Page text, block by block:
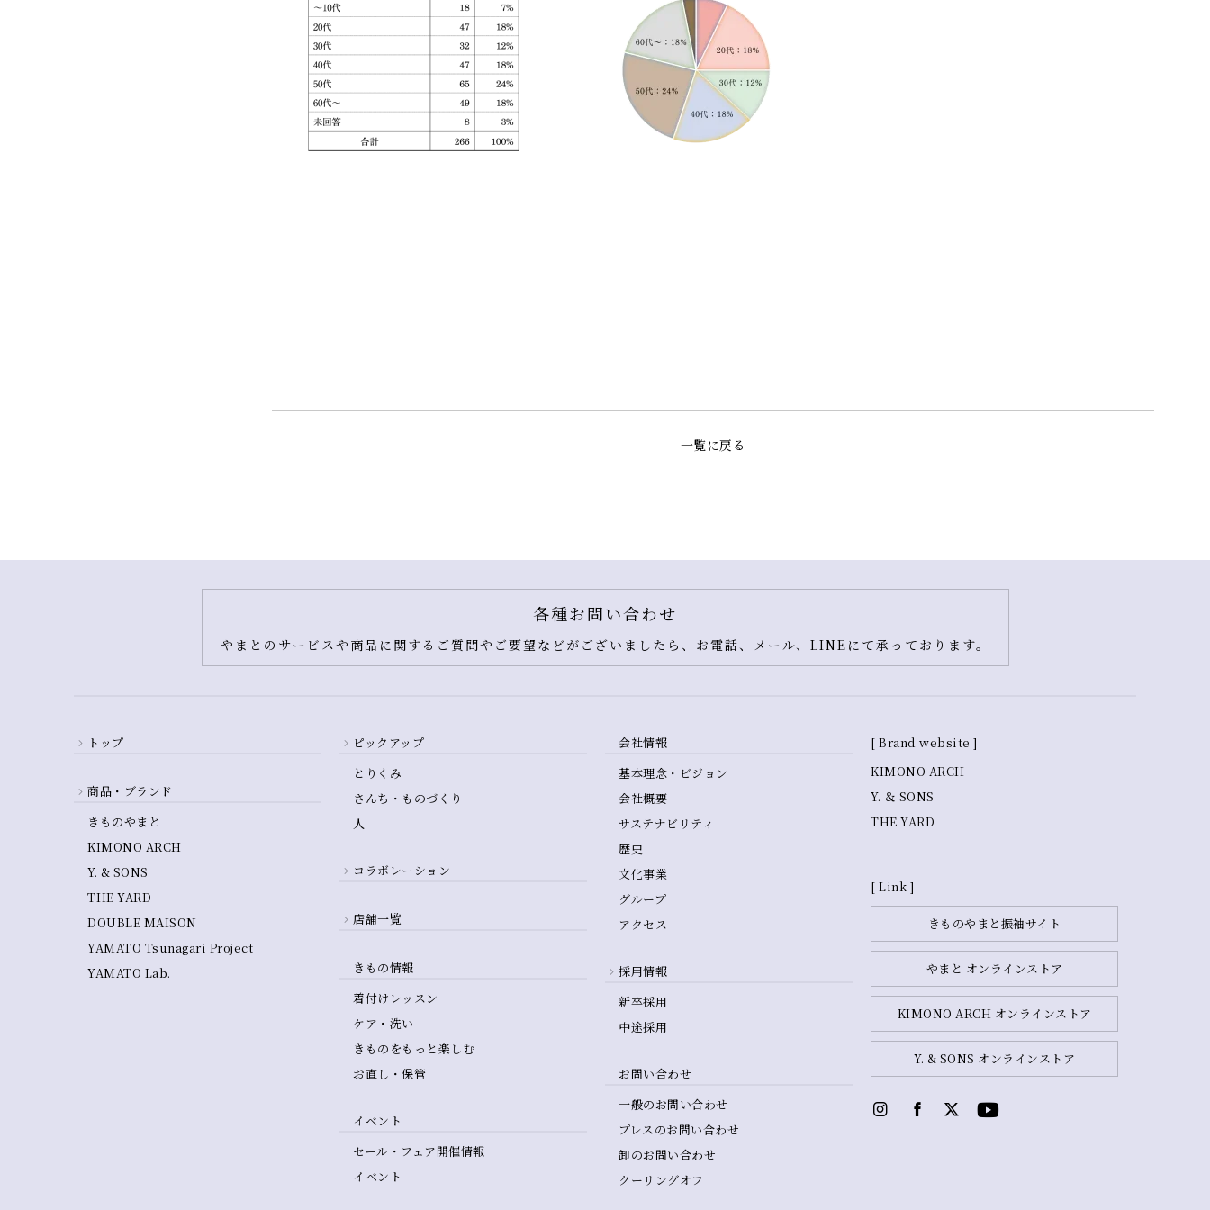
一覧に戻る
各種お問い合わせ
やまとのサービスや商品に関するご質問やご要望などがございましたら、お電話、メール、LINEにて承っております。
トップ
商品・ブランド
きものやまと
KIMONO ARCH
Y. & SONS
THE YARD
DOUBLE MAISON
YAMATO Tsunagari Project
YAMATO Lab.
ピックアップ
とりくみ
さんち・ものづくり
人
コラボレーション
店舗一覧
きもの情報
着付けレッスン
ケア・洗い
きものをもっと楽しむ
お直し・保管
イベント
セール・フェア開催情報
イベント
会社情報
基本理念・ビジョン
会社概要
サステナビリティ
歴史
文化事業
グループ
アクセス
採用情報
新卒採用
中途採用
お問い合わせ
一般のお問い合わせ
プレスのお問い合わせ
卸のお問い合わせ
クーリングオフ
[ Brand website ]
KIMONO ARCH
Y. ＆ SONS
THE YARD
[ Link ]
きものやまと振袖サイト
やまと オンラインストア
KIMONO ARCH オンラインストア
Y. & SONS オンラインストア